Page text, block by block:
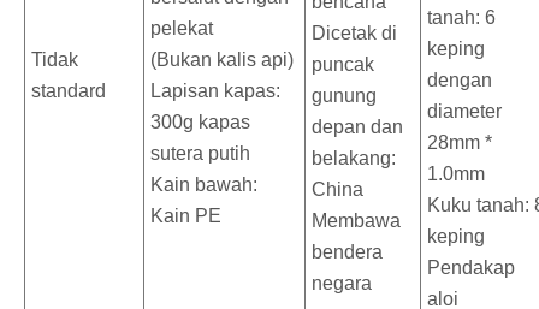
Dicetak di
puncak
gunung
depan dan
belakang:
China
Membawa
bendera
negara
tanah: 6
keping
dengan
diameter
28mm *
1.0mm
Kuku tanah:
keping
Pendakap
aloi
Tidak
standard
pelekat
(Bukan kalis api)
Lapisan kapas:
300g kapas
sutera putih
Kain bawah:
Kain PE